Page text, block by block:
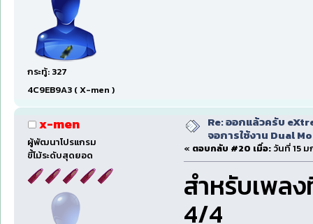
กระทู้: 327
4C9EB9A3 ( X-men )
x-men
ผู้พัฒนาโปรแกรม
ขี้โม้ระดับสุดยอด
Re: ออกแล้วครับ
จอการใช้งาน Dual
« ตอบกลับ #20 เมื่อ: วันที่ 15 ม
สำหรับเพล
4/4